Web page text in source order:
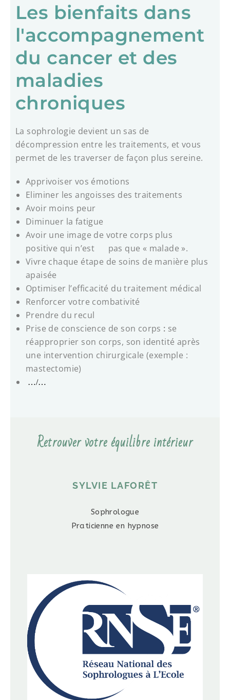
Les bienfaits dans
l'accompagnement
du cancer et des
maladies
chroniques
La sophrologie devient un sas de
décompression entre les traitements, et vous
permet de les traverser de façon plus sereine.
Apprivoiser vos émotions
Eliminer les angoisses des traitements
Avoir moins peur
Diminuer la fatigue
Avoir une image de votre corps plus
positive qui n’est pas que « malade ».
Vivre chaque étape de soins de manière plus
apaisée
Optimiser l’efficacité du traitement médical
Renforcer votre combativité
Prendre du recul
Prise de conscience de son corps : se
réapproprier son corps, son identité après
une intervention chirurgicale (exemple :
mastectomie)
…/…
Retrouver votre équilibre intérieur
SYLVIE LAFORÊT
Sophrologue
Praticienne en hypnose